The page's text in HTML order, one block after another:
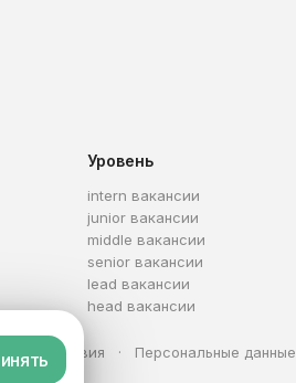
Уровень
intern вакансии
junior вакансии
middle вакансии
senior вакансии
lead вакансии
head вакансии
Условия Персональные данные